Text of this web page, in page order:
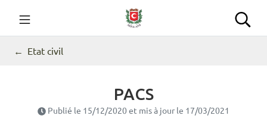
contenu
Commune de Seillans
Etat civil
PACS
Publié le 15/12/2020et mis à jour le 17/03/2021